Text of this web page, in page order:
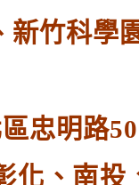
新竹科學
忠明路
化、南